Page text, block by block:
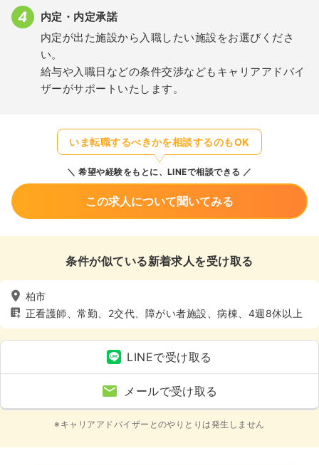
内定・内定承諾
内定が出た施設から入職したい施設をお選びくださ
い。
給与や入職日などの条件交渉などもキャリアアドバイ
ザーがサポートいたします。
いま転職するべきかを相談するのもOK
希望や経験をもとに、LINEで相談できる
この求人について聞いてみる
条件が似ている新着求人を受け取る
柏市
正看護師、常勤、2交代、障がい者施設、病棟、4週8休以上
LINEで受け取る
メールで受け取る
※キャリアアドバイザーとのやりとりは発生しません